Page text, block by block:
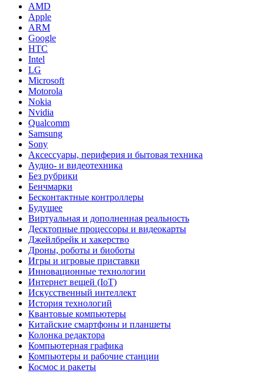
AMD
Apple
ARM
Google
HTC
Intel
LG
Microsoft
Motorola
Nokia
Nvidia
Qualcomm
Samsung
Sony
Аксессуары, периферия и бытовая техника
Аудио- и видеотехника
Без рубрики
Бенчмарки
Бесконтактные контроллеры
Будущее
Виртуальная и дополненная реальность
Десктопные процессоры и видеокарты
Джейлбрейк и хакерство
Дроны, роботы и биоботы
Игры и игровые приставки
Инновационные технологии
Интернет вещей (IoT)
Искусственный интеллект
История технологий
Квантовые компьютеры
Китайские смартфоны и планшеты
Колонка редактора
Компьютерная графика
Компьютеры и рабочие станции
Космос и ракеты